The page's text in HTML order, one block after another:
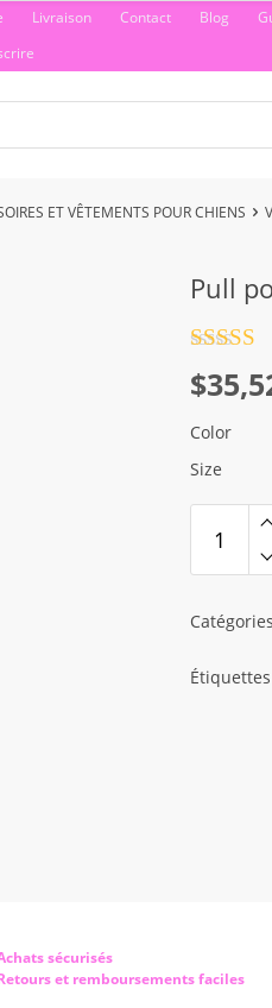
Livraison Contact Blog
ET VÊTEMENTS POUR CHIENS
Pull
sur 5
$
Plage
de
prix :
Color
Size
sécurisés
et remboursements faciles